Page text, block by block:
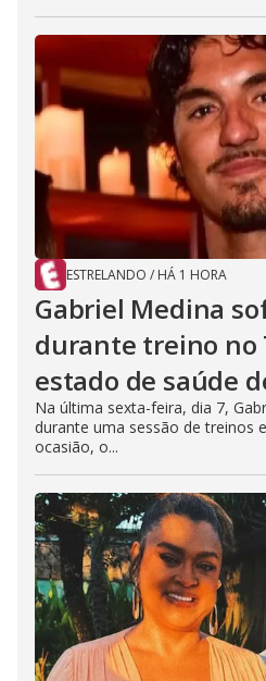
ESTRELANDO / HÁ 1 HORA
Gabriel Medina
durante treino no
estado de saúde
Na última sexta-feira, dia 7,
durante uma sessão de treinos
ocasião, o...